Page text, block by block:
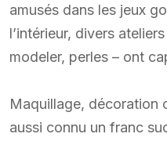
amusés dans les jeux
l’intérieur, divers
modeler, perles – ont
Maquillage, décoration
aussi connu un franc